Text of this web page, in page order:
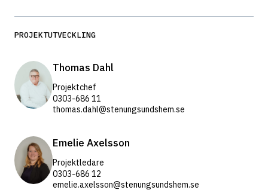
PROJEKTUTVECKLING
Thomas Dahl
Projektchef
0303-686 11
thomas.dahl@stenungsundshem.se
Emelie Axelsson
Projektledare
0303-686 12
emelie.axelsson@stenungsundshem.se